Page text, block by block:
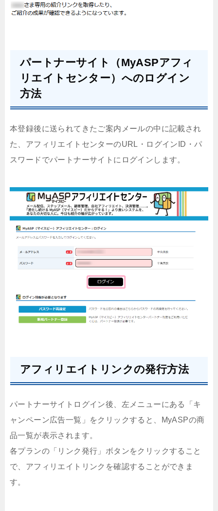
パートナーサイト（MyASPアフィ
リエイトセンター）へのログイン
方法
本登録後に送られてきたご案内メールの中に記載され
た、アフィリエイトセンターのURL・ログインID・パ
スワードでパートナーサイトにログインします。
アフィリエイトリンクの発行方法
パートナーサイトログイン後、左メニューにある「キ
ャンペーン広告一覧」をクリックすると、MyASPの商
品一覧が表示されます。
各プランの「リンク発行」ボタンをクリックすること
で、アフィリエイトリンクを確認することができま
す。